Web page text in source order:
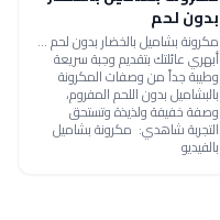
بدون لحم
مكرونة بشاميل بالخضار بدون لحم ...
أبهري عائلتك بتقديم وجبة سريعة
وطيبة جداً من وصفات المكرونة
بالبشاميل بدون اللحم المفروم،
وصفة خفيفة ولذيذة وتستحق
التجربة شاهدي: مكرونة بشاميل
بالفيديو